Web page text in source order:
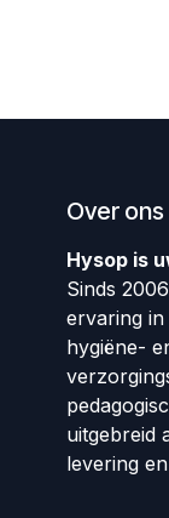
Over ons
Hysop is
Sinds
ervaring in
hygiëne-
uitgebreid
levering